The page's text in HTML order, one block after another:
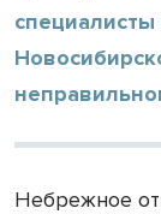
Небрежное